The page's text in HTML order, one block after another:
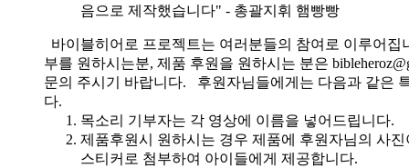
음으로 제작했습니다" - 총괄지휘 햄빵빵
바이블히어로 프로젝트는 여러분들의 참여로 이루어집
부를 원하시는분, 제품 후원을 원하시는 분은
문의 주시기 바랍니다. 후원자님들에게는 다음과 같은
다.
목소리 기부자는 각 영상에 이름을 넣어드립니다.
제품후원시 원하시는 경우 제품에 후원자님의 사
스티커로 첨부하여 아이들에게 제공합니다.